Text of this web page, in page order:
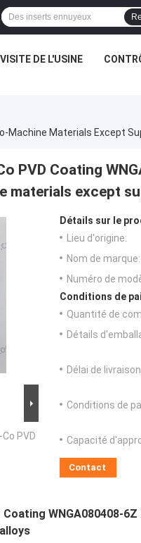
VISITE DE L'USINE
Machine Materials Except
PVD Coating
except
PVD
Détails sur le
Lieu d'origine:
Nom de marque:
Numéro de
Conditions de
Quantité de
Détails
Délai de
Conditions de
Capacité
Contact
WNGA080408-